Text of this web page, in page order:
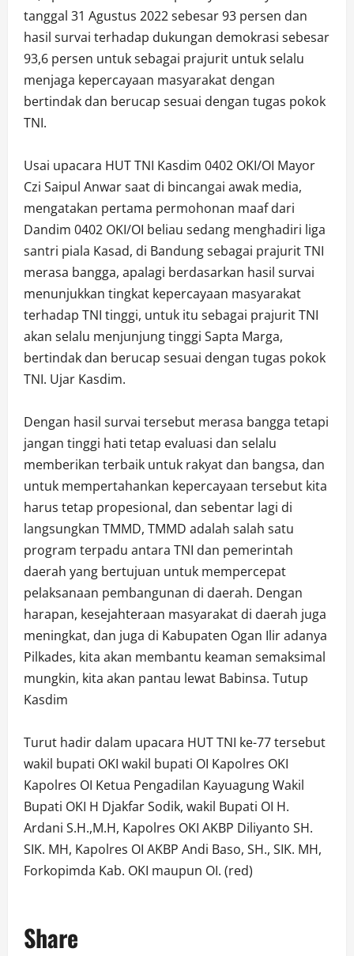
tanggal 31 Agustus 2022 sebesar 93 persen dan
hasil survai terhadap dukungan demokrasi sebesar
93,6 persen untuk sebagai prajurit untuk selalu
menjaga kepercayaan masyarakat dengan
bertindak dan berucap sesuai dengan tugas pokok
TNI.
Usai upacara HUT TNI Kasdim 0402 OKI/OI Mayor
Czi Saipul Anwar saat di bincangai awak media,
mengatakan pertama permohonan maaf dari
Dandim 0402 OKI/OI beliau sedang menghadiri liga
santri piala Kasad, di Bandung sebagai prajurit TNI
merasa bangga, apalagi berdasarkan hasil survai
menunjukkan tingkat kepercayaan masyarakat
terhadap TNI tinggi, untuk itu sebagai prajurit TNI
akan selalu menjunjung tinggi Sapta Marga,
bertindak dan berucap sesuai dengan tugas pokok
TNI. Ujar Kasdim.
Dengan hasil survai tersebut merasa bangga tetapi
jangan tinggi hati tetap evaluasi dan selalu
memberikan terbaik untuk rakyat dan bangsa, dan
untuk mempertahankan kepercayaan tersebut kita
harus tetap propesional, dan sebentar lagi di
langsungkan TMMD, TMMD adalah salah satu
program terpadu antara TNI dan pemerintah
daerah yang bertujuan untuk mempercepat
pelaksanaan pembangunan di daerah. Dengan
harapan, kesejahteraan masyarakat di daerah juga
meningkat, dan juga di Kabupaten Ogan Ilir adanya
Pilkades, kita akan membantu keaman semaksimal
mungkin, kita akan pantau lewat Babinsa. Tutup
Kasdim
Turut hadir dalam upacara HUT TNI ke-77 tersebut
wakil bupati OKI wakil bupati OI Kapolres OKI
Kapolres OI Ketua Pengadilan Kayuagung Wakil
Bupati OKI H Djakfar Sodik, wakil Bupati OI H.
Ardani S.H.,M.H, Kapolres OKI AKBP Diliyanto SH.
SIK. MH, Kapolres OI AKBP Andi Baso, SH., SIK. MH,
Forkopimda Kab. OKI maupun OI. (red)
Share